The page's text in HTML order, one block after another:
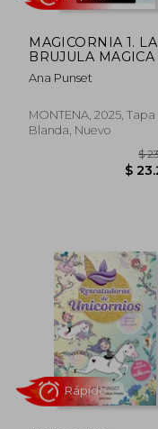
Rápido
MAGICORNIA 1. LA
BRUJULA MAGICA
Ana Punset
MONTENA, 2025, Tapa
Blanda, Nuevo